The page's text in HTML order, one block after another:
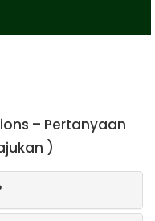
– Pertanyaan
)